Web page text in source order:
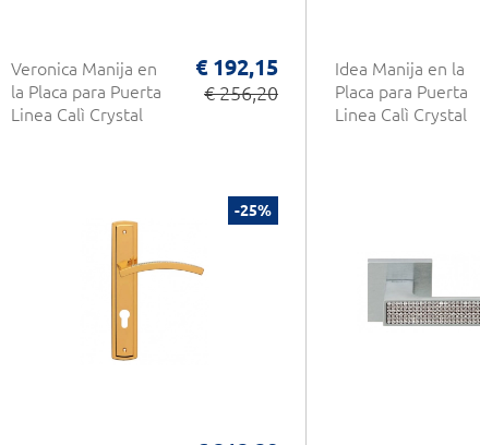
Veronica Manija en
la Placa para Puerta
Linea Calì Crystal
€ 192,15
€ 256,20
Idea Manija en la
Placa para Puerta
Linea Calì Crystal
-25%